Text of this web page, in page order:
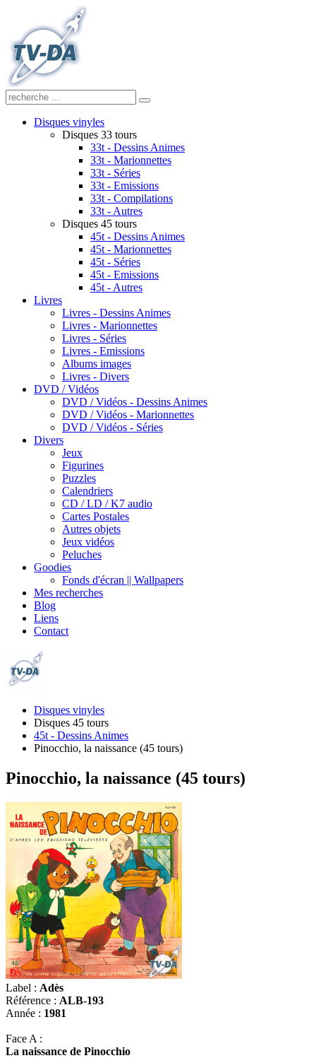
Disques vinyles
Disques 33 tours
33t - Dessins Animes
33t - Marionnettes
33t - Séries
33t - Emissions
33t - Compilations
33t - Autres
Disques 45 tours
45t - Dessins Animes
45t - Marionnettes
45t - Séries
45t - Emissions
45t - Autres
Livres
Livres - Dessins Animes
Livres - Marionnettes
Livres - Séries
Livres - Emissions
Albums images
Livres - Divers
DVD / Vidéos
DVD / Vidéos - Dessins Animes
DVD / Vidéos - Marionnettes
DVD / Vidéos - Séries
Divers
Jeux
Figurines
Puzzles
Calendriers
CD / LD / K7 audio
Cartes Postales
Autres objets
Jeux vidéos
Peluches
Goodies
Fonds d'écran || Wallpapers
Mes recherches
Blog
Liens
Contact
Disques vinyles
Disques 45 tours
45t - Dessins Animes
Pinocchio, la naissance (45 tours)
Pinocchio, la naissance (45 tours)
Label : Adès
Référence : ALB-193
Année : 1981
Face A :
La naissance de Pinocchio